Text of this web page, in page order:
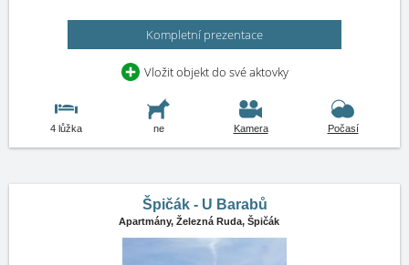
Kompletní prezentace
Vložit objekt do své aktovky
4 lůžka ne Kamera Počasí
Špičák - U Barabů
Apartmány, Železná Ruda, Špičák